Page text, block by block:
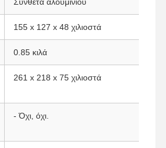
155 x 127 x 48 χιλιοστά
0.85 κιλά
261 x 218 x 75 χιλιοστά
- Όχι, όχι.